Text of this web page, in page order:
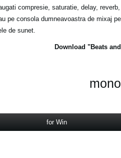
compresie, saturatie, delay, reverb,
pe consola dumneavoastra de mixaj
de sunet.
Download "Beats
for Win